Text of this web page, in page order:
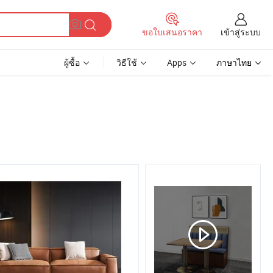
ขอใบเสนอราคา เข้าสู่ระบบ
ผู้ซื้อ วิธีใช้ Apps ภาษาไทย